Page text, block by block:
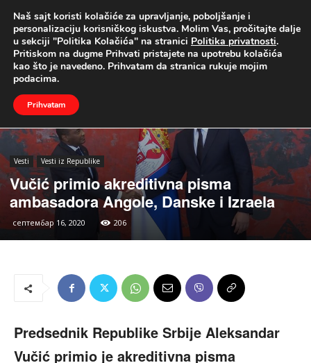
UŽIVO
Naslovna Vesti Vesti iz Republike
Vesti Vesti iz Republike
Vučić primio akreditivna pisma
ambasadora Angole, Danske i Izraela
септембар 16, 2020 206
Predsednik Republike Srbije Aleksandar
Vučić primio je akreditivna pisma
Naš sajt koristi kolačiće za upravljanje, poboljšanje i
personalizaciju korisničkog iskustva. Molim Vas, pročitajte dalje
u sekciji "Politika Kolačića" na stranici Politika privatnosti.
Pritiskom na dugme Prihvati pristajete na upotrebu kolačića
kao što je navedeno. Prihvatam da stranica rukuje mojim
podacima.
Prihvatam